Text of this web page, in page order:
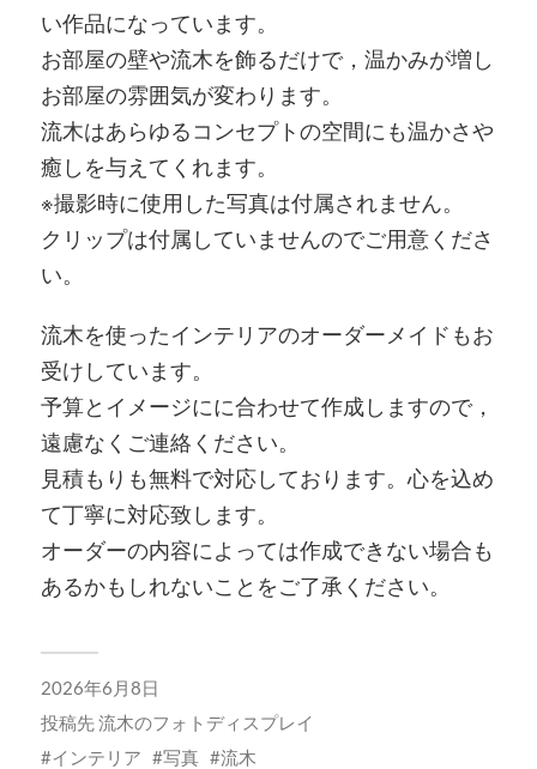
い作品になっています。
お部屋の壁や流木を飾るだけで，温かみが増し
お部屋の雰囲気が変わります。
流木はあらゆるコンセプトの空間にも温かさや
癒しを与えてくれます。
※撮影時に使用した写真は付属されません。
クリップは付属していませんのでご用意くださ
い。
流木を使ったインテリアのオーダーメイドもお
受けしています。
予算とイメージにに合わせて作成しますので，
遠慮なくご連絡ください。
見積もりも無料で対応しております。心を込め
て丁寧に対応致します。
オーダーの内容によっては作成できない場合も
あるかもしれないことをご了承ください。
2026年6月8日
投稿先流木のフォトディスプレイ
インテリア
写真 流木